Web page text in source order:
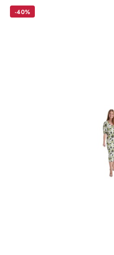
promocyjna:
przed
-40%